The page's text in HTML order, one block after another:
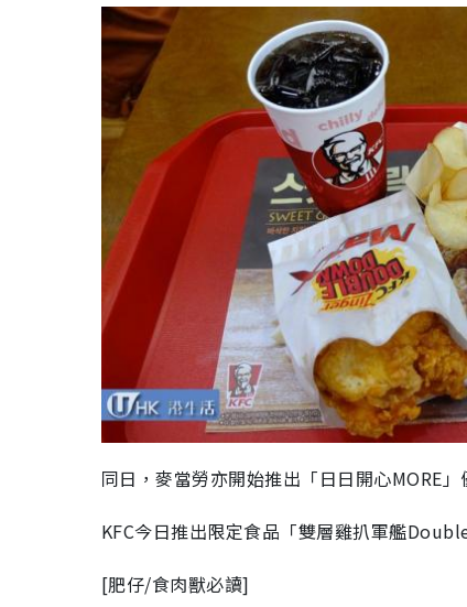
同日，麥當勞亦開始推出「日日開心MORE
KFC今日推出限定食品「雙層雞扒軍艦
[肥仔/食肉獸必讀]